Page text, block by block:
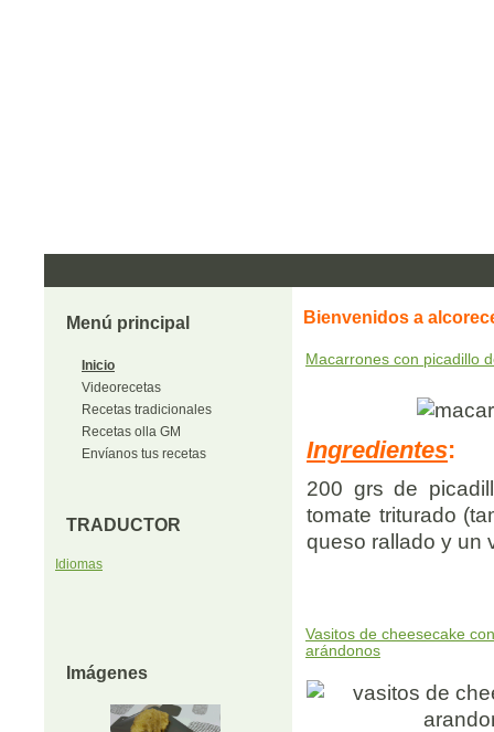
Menú principal
Inicio
Videorecetas
Recetas tradicionales
Recetas olla GM
Envíanos tus recetas
TRADUCTOR
Idiomas
Imágenes
Bienvenidos a
Macarrones con picadillo
Ingredientes:
200 grs de
tomate triturado
queso rallado y un
Vasitos de cheesecake con
arándonos